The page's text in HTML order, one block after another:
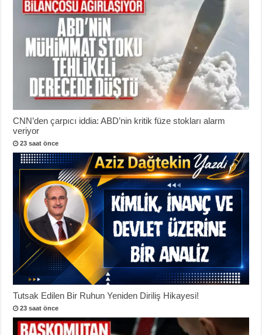
CNN’den çarpıcı iddia: ABD’nin kritik füze stokları alarm
veriyor
23 saat önce
Tutsak Edilen Bir Ruhun Yeniden Diriliş Hikayesi!
23 saat önce